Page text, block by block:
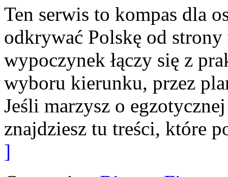
Ten serwis to kompas dla
odkrywać Polskę od
wypoczynek łączy się z
wyboru kierunku, przez
Jeśli marzysz o
znajdziesz tu treści, które
]